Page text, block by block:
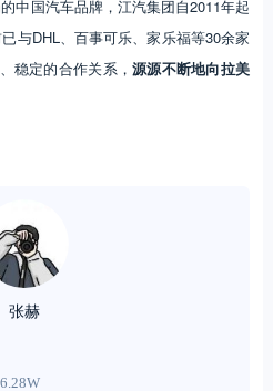
中国汽车品牌，江汽集团自2011年起
与DHL、百事可乐、家乐福等30余家
稳定的合作关系，源源不断地向拉美
张赫